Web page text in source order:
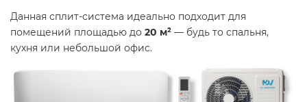
Данная сплит-система идеально подходит для
помещений площадью до 20 м² — будь то спальня,
кухня или небольшой офис.​